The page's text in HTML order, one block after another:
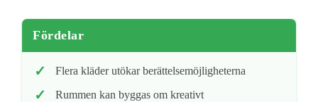
Fördelar
Flera kläder utökar berättelsemöjligheterna
Rummen kan byggas om kreativt